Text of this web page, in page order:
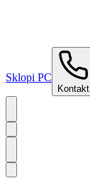
Sklopi PC
Kontakt